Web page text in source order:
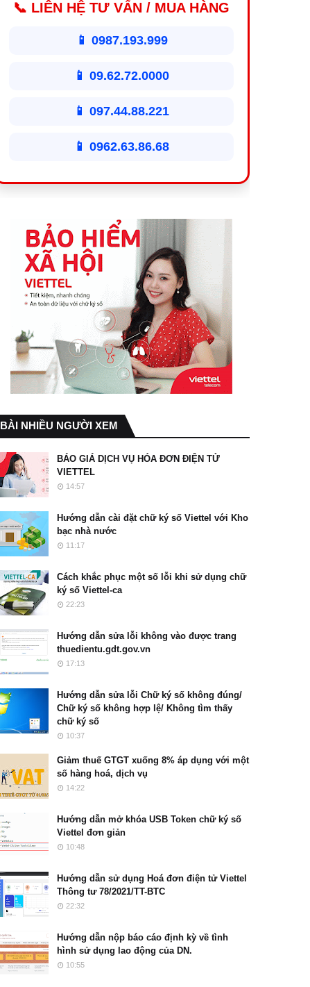
📞 LIÊN HỆ TƯ VẤN / MUA HÀNG
📱 0987.193.999
📱 09.62.72.0000
📱 097.44.88.221
📱 0962.63.86.68
BÀI NHIỀU NGƯỜI XEM
BÁO GIÁ DỊCH VỤ HÓA ĐƠN ĐIỆN TỬ
VIETTEL
14:57
Hướng dẫn cài đặt chữ ký số Viettel với Kho
bạc nhà nước
11:17
Cách khắc phục một số lỗi khi sử dụng chữ
ký số Viettel-ca
22:23
Hướng dẫn sửa lỗi không vào được trang
thuedientu.gdt.gov.vn
17:13
Hướng dẫn sửa lỗi Chữ ký số không đúng/
Chữ ký số không hợp lệ/ Không tìm thấy
chữ ký số
10:37
Giảm thuế GTGT xuống 8% áp dụng với một
số hàng hoá, dịch vụ
14:22
Hướng dẫn mở khóa USB Token chữ ký số
Viettel đơn giản
10:48
Hướng dẫn sử dụng Hoá đơn điện tử Viettel
Thông tư 78/2021/TT-BTC
22:32
Hướng dẫn nộp báo cáo định kỳ về tình
hình sử dụng lao động của DN.
10:55